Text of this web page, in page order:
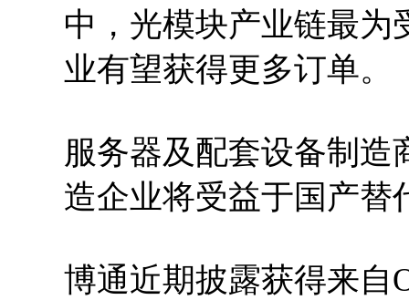
中，光模块产业链最为
业有望获得更多订单。
服务器及配套设备制造
造企业将受益于国产替
博通近期披露获得来自